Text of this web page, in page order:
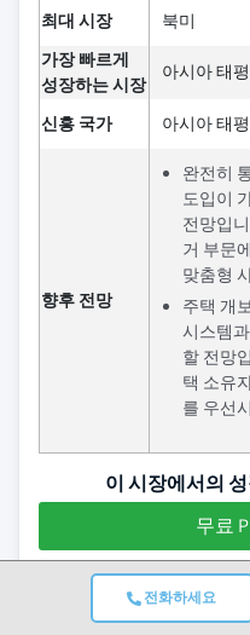
전화하세요
최대 시장
북미
가장 빠르게
성장하는 시장
아시아 태
신흥 국가 아시아 태
향후 전망
완전히
도입이
전망입
거 부문
맞춤형
주택 개
시스템
할 전망
택 소유
를 우선
이 시장에서의
무료
주거용 빌딩 자동화 시
2024년 12월, Legrand는